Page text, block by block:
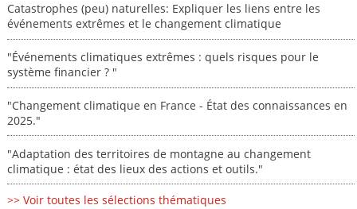
Catastrophes (peu) naturelles: Expliquer les liens entre les
événements extrêmes et le changement climatique
"Événements climatiques extrêmes : quels risques pour le
système financier ? "
"Changement climatique en France - État des connaissances en
2025."
"Adaptation des territoires de montagne au changement
climatique : état des lieux des actions et outils."
>> Voir toutes les sélections thématiques